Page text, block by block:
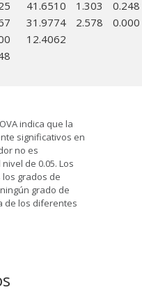
41.6510 1.303
0.248
31.9774 2.578
0.000
12.4062
indica que la
significativos en
no es
de 0.05. Los
grados de
grado de
de los diferentes